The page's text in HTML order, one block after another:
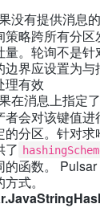
没有提供消息
策略跨所有分
量。轮询不是针
边界应设置为
理有效
在消息上指定
者会对该键值
的分区。针对
了
的函数。
式。